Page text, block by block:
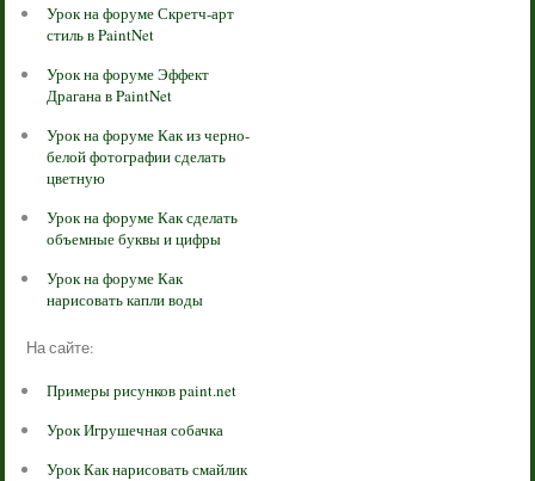
Урок на форуме Скретч-арт
стиль в PaintNet
Урок на форуме Эффект
Драгана в PaintNet
Урок на форуме Как из черно-
белой фотографии сделать
цветную
Урок на форуме Как сделать
объемные буквы и цифры
Урок на форуме Как
нарисовать капли воды
На сайте:
Примеры рисунков paint.net
Урок Игрушечная собачка
Урок Как нарисовать смайлик